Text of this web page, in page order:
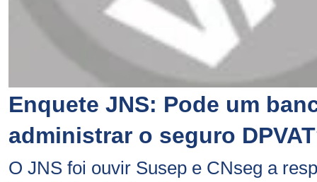
Enquete JNS: Pode um
administrar o seguro
O JNS foi ouvir Susep e CNseg a